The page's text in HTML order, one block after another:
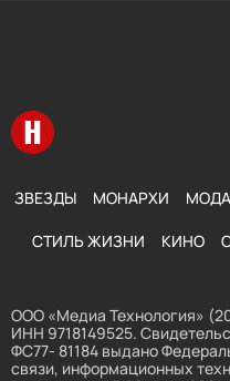
Перейти на главную
ЗВЕЗДЫ МОНАРХИ МОДА
СТИЛЬ ЖИЗНИ КИНО
ООО «Медиа Технология»
ИНН 9718149525.
ФС77- 81184 выдано
связи, информационных